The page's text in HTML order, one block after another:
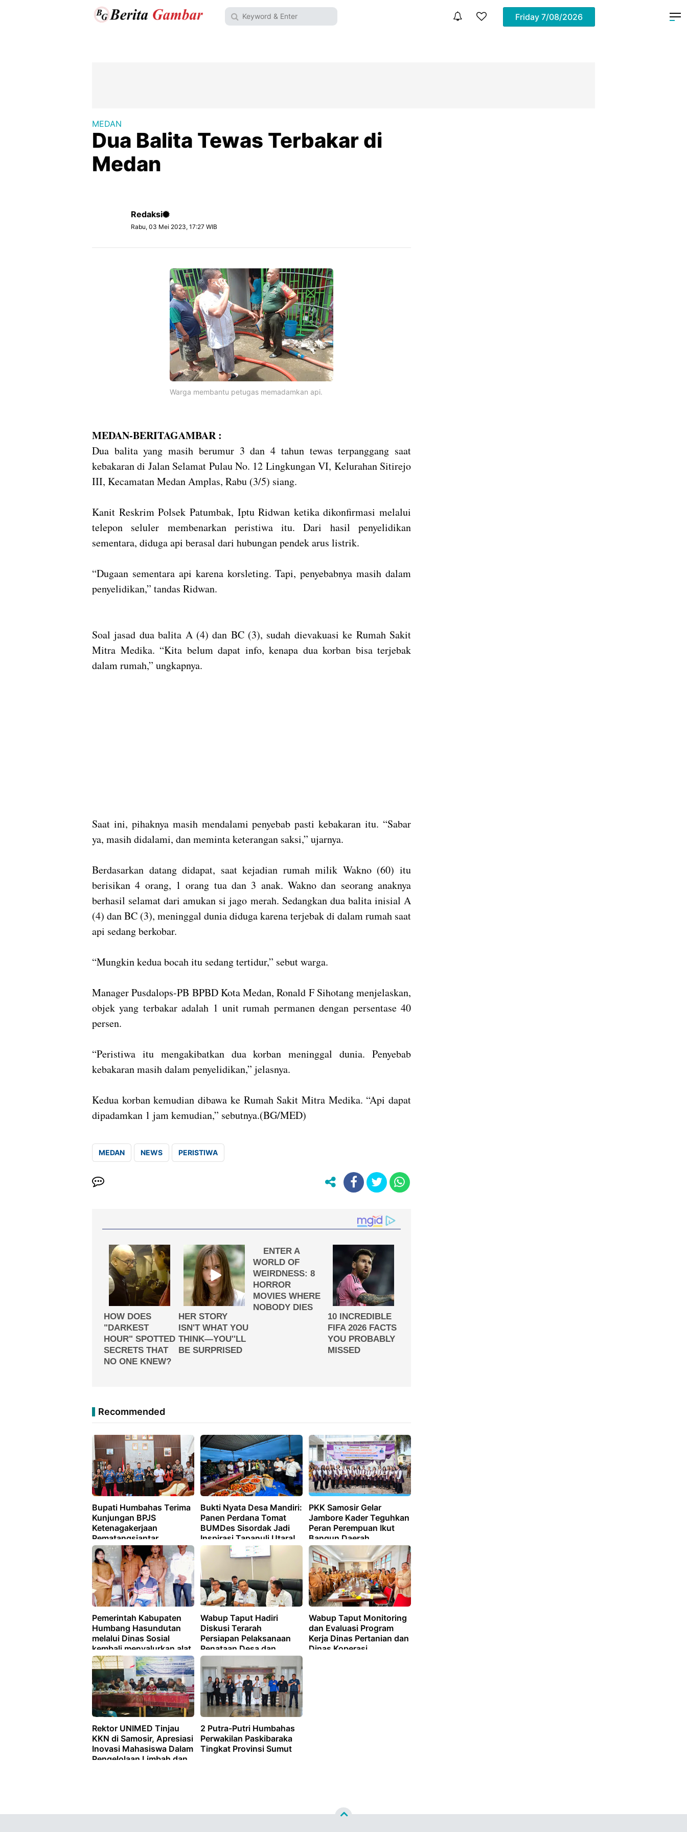
Friday 7/08/2026
MEDAN
Dua Balita Tewas Terbakar di
Medan
Redaksi
Rabu, 03 Mei 2023, 17:27 WIB
Warga membantu petugas memadamkan api.
MEDAN-BERITAGAMBAR :
Dua balita yang masih berumur 3 dan 4 tahun tewas terpanggang saat
kebakaran di Jalan Selamat Pulau No. 12 Lingkungan VI, Kelurahan Sitirejo
III, Kecamatan Medan Amplas, Rabu (3/5) siang.
Kanit Reskrim Polsek Patumbak, Iptu Ridwan ketika dikonfirmasi melalui
telepon seluler membenarkan peristiwa itu. Dari hasil penyelidikan
sementara, diduga api berasal dari hubungan pendek arus listrik.
“Dugaan sementara api karena korsleting. Tapi, penyebabnya masih dalam
penyelidikan,” tandas Ridwan.
Soal jasad dua balita A (4) dan BC (3), sudah dievakuasi ke Rumah Sakit
Mitra Medika. “Kita belum dapat info, kenapa dua korban bisa terjebak
dalam rumah,” ungkapnya.
Saat ini, pihaknya masih mendalami penyebab pasti kebakaran itu. “Sabar
ya, masih didalami, dan meminta keterangan saksi,” ujarnya.
Berdasarkan datang didapat, saat kejadian rumah milik Wakno (60) itu
berisikan 4 orang, 1 orang tua dan 3 anak. Wakno dan seorang anaknya
berhasil selamat dari amukan si jago merah. Sedangkan dua balita inisial A
(4) dan BC (3), meninggal dunia diduga karena terjebak di dalam rumah saat
api sedang berkobar.
“Mungkin kedua bocah itu sedang tertidur,” sebut warga.
Manager Pusdalops-PB BPBD Kota Medan, Ronald F Sihotang menjelaskan,
objek yang terbakar adalah 1 unit rumah permanen dengan persentase 40
persen.
“Peristiwa itu mengakibatkan dua korban meninggal dunia. Penyebab
kebakaran masih dalam penyelidikan,” jelasnya.
Kedua korban kemudian dibawa ke Rumah Sakit Mitra Medika. “Api dapat
dipadamkan 1 jam kemudian,” sebutnya.(BG/MED)
MEDAN NEWS PERISTIWA
Recommended
Bupati Humbahas Terima
Kunjungan BPJS
Ketenagakerjaan
Pematangsiantar
Bukti Nyata Desa Mandiri:
Panen Perdana Tomat
BUMDes Sisordak Jadi
Inspirasi Tapanuli Utara!
PKK Samosir Gelar
Jambore Kader Teguhkan
Peran Perempuan Ikut
Bangun Daerah
Pemerintah Kabupaten
Humbang Hasundutan
melalui Dinas Sosial
kembali menyalurkan alat
bantu bagi masyarakat
yang membutuhkan.
Wabup Taput Hadiri
Diskusi Terarah
Persiapan Pelaksanaan
Penataan Desa dan
Penegasan Batas Desa
Wabup Taput Monitoring
dan Evaluasi Program
Kerja Dinas Pertanian dan
Dinas Koperasi
Rektor UNIMED Tinjau
KKN di Samosir, Apresiasi
Inovasi Mahasiswa Dalam
Pengelolaan Limbah dan
2 Putra-Putri Humbahas
Perwakilan Paskibaraka
Tingkat Provinsi Sumut